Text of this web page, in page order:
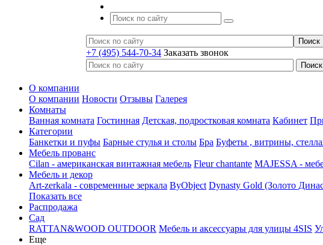
+7 (495) 544-70-34 Заказать звонок
О компании
О компании Новости Отзывы Галерея
Комнаты
Ванная комната Гостинная Детская, подростковая комната Кабинет
Категории
Банкетки и пуфы Барные стулья и столы Бра Буфеты , витрины,
Мебель прованс
Cilan - американская винтажная мебель Fleur chantante MAJESSA -
Мебель и декор
Art-zerkala - современные зеркала ByObject Dynasty Gold (Золото
Показать все
Распродажа
Сад
RATTAN&WOOD OUTDOOR Мебель и аксессуары для улицы 4SIS
Еще